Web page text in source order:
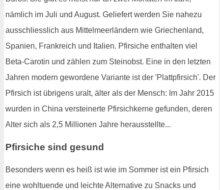
nämlich im Juli und August. Geliefert werden Sie nahezu
ausschliesslich aus Mittelmeerländern wie Griechenland,
Spanien, Frankreich und Italien. Pfirsiche enthalten viel
Beta-Carotin und zählen zum Steinobst. Eine in den letzten
Jahren modern gewordene Variante ist der 'Plattpfirsich'. Der
Pfirsich ist übrigens uralt, älter als der Mensch: Im Jahr 2015
wurden in China versteinerte Pfirsichkerne gefunden, deren
Alter sich als 2,5 Millionen Jahre herausstellte...
Pfirsiche sind gesund
Besonders wenn es heiß ist wie im Sommer ist ein Pfirsich
eine wohltuende und leichte Alternative zu Snacks und